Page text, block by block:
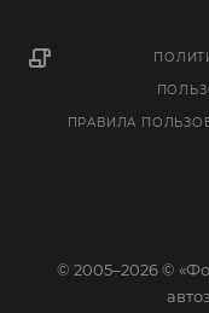
ПРАВИЛА
© 2005–2026 ©